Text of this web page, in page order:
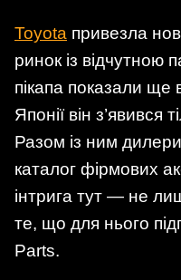
Toyota привезла
ринок із відчутною
пікапа показали ще
Японії він з’явився
Разом із ним
каталог фірмових
інтрига тут — не
те, що для нього
Parts.